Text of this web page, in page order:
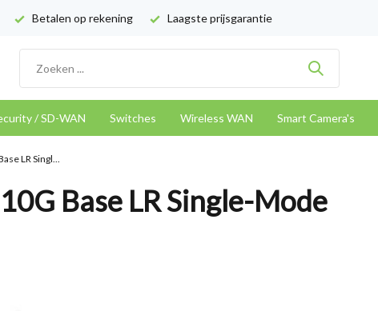
Betalen op rekening Laagste prijsgarantie
/ SD-WAN Switches Wireless WAN Smart Camera's
LR Singl...
Base LR Single-Mode